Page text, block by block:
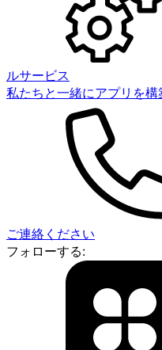
ルサービス
私たちと一緒にアプリを構
ご連絡ください
フォローする: